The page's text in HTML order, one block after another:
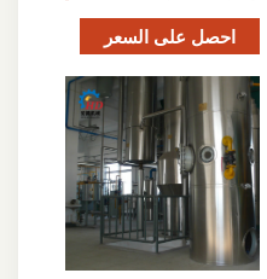
احصل على السعر